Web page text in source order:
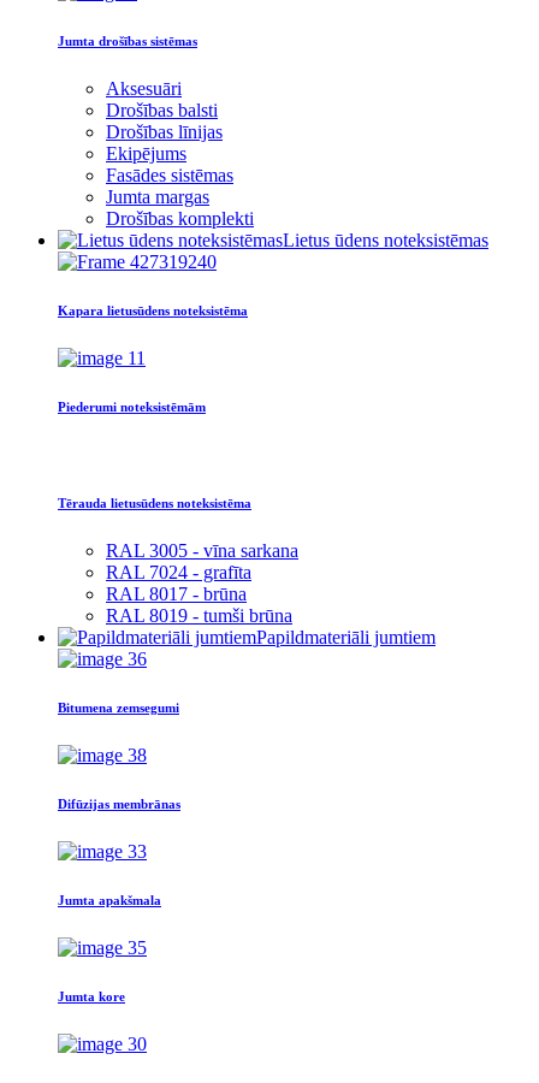
Jumta drošības sistēmas
Aksesuāri
Drošības balsti
Drošības līnijas
Ekipējums
Fasādes sistēmas
Jumta margas
Drošības komplekti
Lietus ūdens noteksistēmas
Kapara lietusūdens noteksistēma
Piederumi noteksistēmām
Tērauda lietusūdens noteksistēma
RAL 3005 - vīna sarkana
RAL 7024 - grafīta
RAL 8017 - brūna
RAL 8019 - tumši brūna
Papildmateriāli jumtiem
Bitumena zemsegumi
Difūzijas membrānas
Jumta apakšmala
Jumta kore